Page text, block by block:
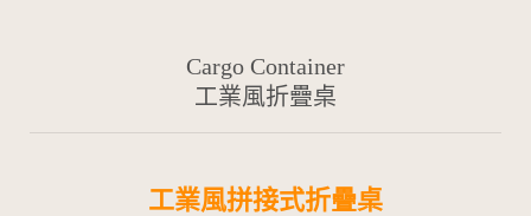
Cargo Container
工業風折疊桌
工業風拼接式折疊桌